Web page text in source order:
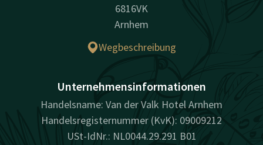
6816VK
Arnhem
Wegbeschreibung
Unternehmensinformationen
Handelsname: Van der Valk Hotel Arnhem
Handelsregisternummer (KvK): 09009212
USt-IdNr.: NL0044.29.291 B01